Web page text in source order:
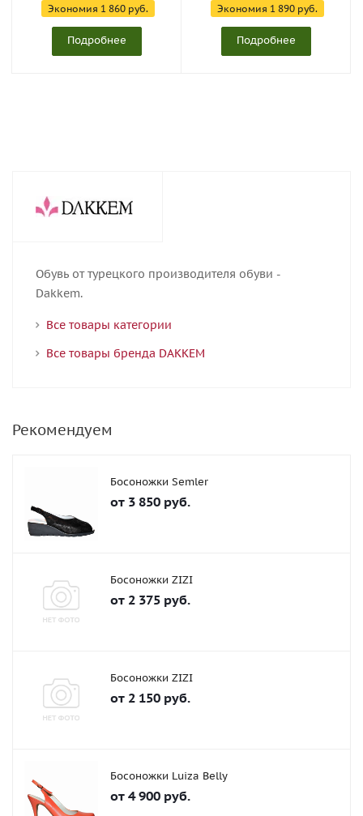
Экономия 1 860 руб.
Подробнее
Экономия 1 890 руб.
Подробнее
Обувь от турецкого производителя обуви -
Dakkem.
Все товары категории
Все товары бренда DAKKEM
Рекомендуем
Босоножки Semler
от 3 850 руб.
Босоножки ZIZI
от 2 375 руб.
Босоножки ZIZI
от 2 150 руб.
Босоножки Luiza Belly
от 4 900 руб.